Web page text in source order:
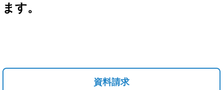
ます。
資料請求